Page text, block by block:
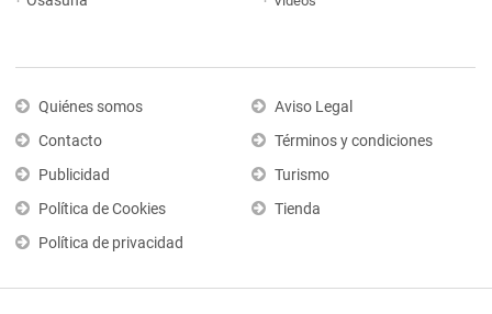
Quiénes somos
Contacto
Publicidad
Política de Cookies
Política de privacidad
Aviso Legal
Términos y condiciones
Turismo
Tienda